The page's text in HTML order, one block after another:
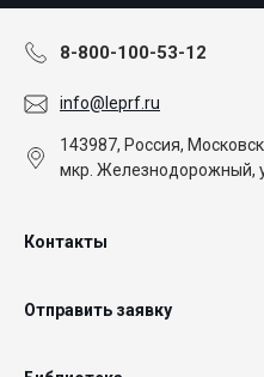
8-800-100-53-12
info@leprf.ru
143987, Россия,
мкр. Железнодорожный,
Контакты
Отправить заявку